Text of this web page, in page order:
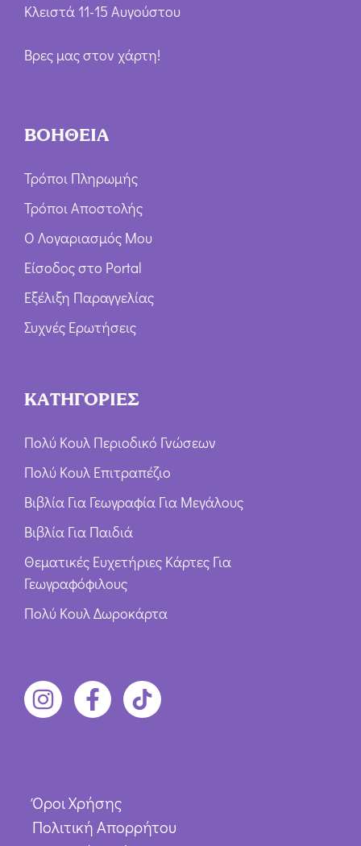
Κλειστά 11-15 Αυγούστου
Βρες μας στον χάρτη!
ΒΟΗΘΕΙΑ
Τρόποι Πληρωμής
Τρόποι Αποστολής
Ο Λογαριασμός Μου
Είσοδος στο Portal
Εξέλιξη Παραγγελίας
Συχνές Ερωτήσεις
ΚΑΤΗΓΟΡΙΕΣ
Πολύ Κουλ Περιοδικό Γνώσεων
Πολύ Κουλ Επιτραπέζιο
Βιβλία Για Γεωγραφία Για Μεγάλους
Βιβλία Για Παιδιά
Θεματικές Ευχετήριες Κάρτες Για
Γεωγραφόφιλους
Πολύ Κουλ Δωροκάρτα
Όροι Χρήσης
Πολιτική Απορρήτου